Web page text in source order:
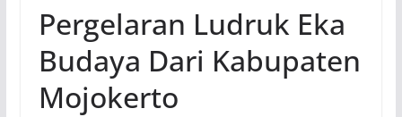
Pergelaran Ludruk Eka
Budaya Dari Kabupaten
Mojokerto